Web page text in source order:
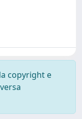
copyright e